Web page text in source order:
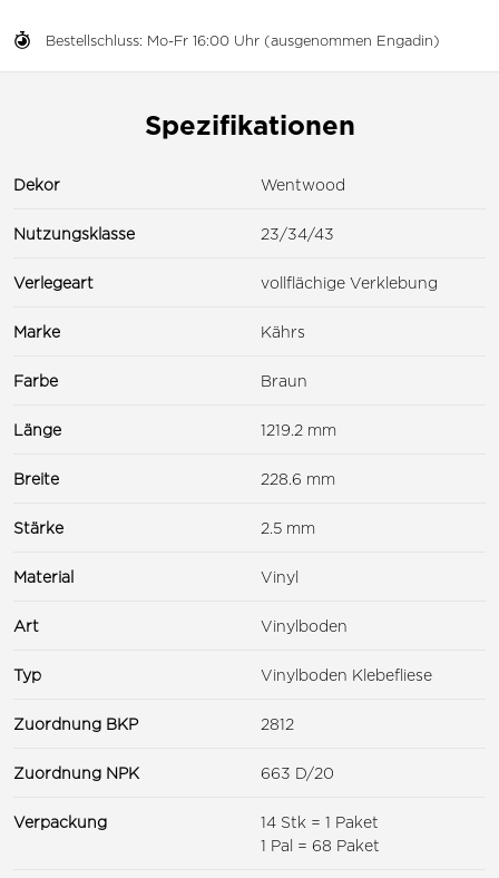
Bestellschluss: Mo-Fr 16:00 Uhr (ausgenommen Engadin)
Spezifikationen
Dekor Wentwood
Nutzungsklasse 23/34/43
Verlegeart vollflächige Verklebung
Marke Kährs
Farbe Braun
Länge 1219.2 mm
Breite 228.6 mm
Stärke 2.5 mm
Material Vinyl
Art Vinylboden
Typ Vinylboden Klebefliese
Zuordnung BKP 2812
Zuordnung NPK 663 D/20
Verpackung
14 Stk = 1 Paket
1 Pal = 68 Paket